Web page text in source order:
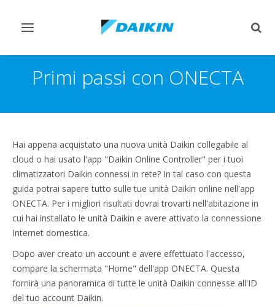
Attiva/disattiva
Primi passi con ONECTA
Hai appena acquistato una nuova unità Daikin collegabile al
cloud o hai usato l'app "Daikin Online Controller" per i tuoi
climatizzatori Daikin connessi in rete? In tal caso con questa
guida potrai sapere tutto sulle tue unità Daikin online nell'app
ONECTA. Per i migliori risultati dovrai trovarti nell'abitazione in
cui hai installato le unità Daikin e avere attivato la connessione
Internet domestica.
Dopo aver creato un account e avere effettuato l'accesso,
compare la schermata "Home" dell'app ONECTA. Questa
fornirà una panoramica di tutte le unità Daikin connesse all'ID
del tuo account Daikin.